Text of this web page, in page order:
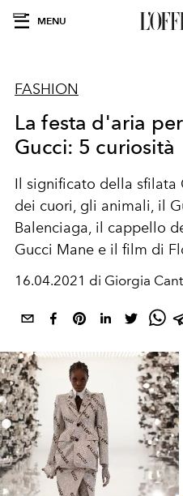
MENU
FASHION
La festa d'aria
Gucci: 5 curiosità
Il significato della sfilata
dei cuori, gli animali, il
Balenciaga, il cappello
Gucci Mane e il film di
16.04.2021 di Giorgia